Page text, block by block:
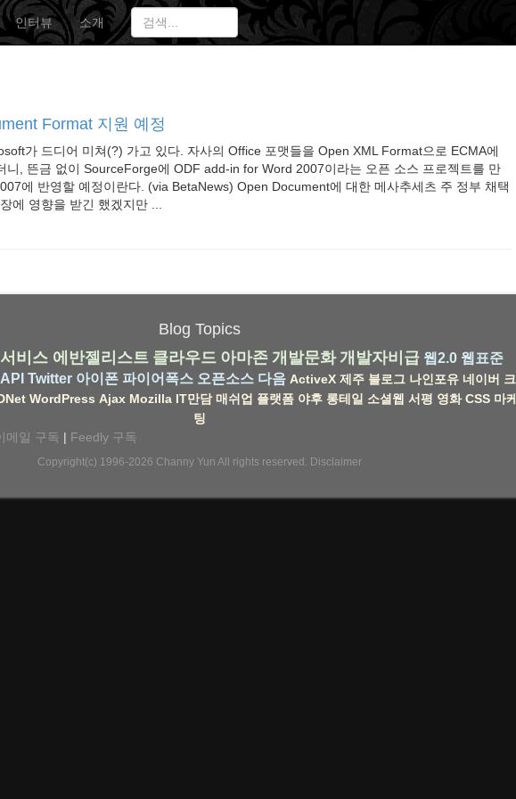
인터뷰 소개
Format 지원 예정
가 드디어 미쳐(?) 가고 있다. 자사의 Office 포맷들을 Open XML Format으로 ECMA에
니, 뜬금 없이 SourceForge에 ODF add-in for Word 2007이라는 오픈 소스 프로젝트를 만
에 반영할 예정이란다. (via BetaNews) Open Document에 대한 메사추세츠 주 정부 채택
에 영향을 받긴 했겠지만 ...
Blog Topics
비스 에반젤리스트 클라우드 아마존 개발문화 개발자비급 웹2.0 웹표준
Twitter 아이폰 파이어폭스 오픈소스 다음 ActiveX 제주 블로그 나인포유 네이버 크
WordPress Ajax Mozilla IT만담 매쉬업 플랫폼 야후 롱테일 소셜웹 서평 영화 CSS 마케
팅
메일 구독 | Feedly 구독
Copyright(c) 1996-2026 Channy Yun All rights reserved. Disclaimer